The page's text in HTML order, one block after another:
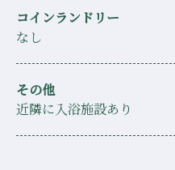
コインランドリー
なし
その他
近隣に入浴施設あり